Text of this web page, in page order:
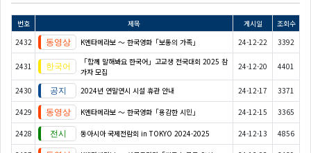
번호 제목 게시일
조회수
2432
K엔타메라보 ～ 한국영화「보통의 가족」 24-12-22 3392
2431
「함께 말해봐요 한국어」고교생 전국대회 2025 참
가자 모집
24-12-20 4401
2430 2024년 연말연시 시설 휴관 안내 24-12-17 3371
2429 K엔타메라보 ～ 한국영화「용감한 시민」 24-12-15 3365
2428 동아시아 국제전람회 in TOKYO 2024-2025 24-12-13 4856